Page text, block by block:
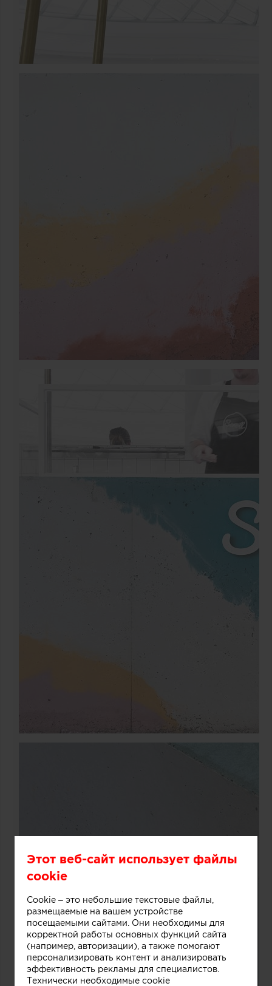
Этот веб-сайт использует файлы
cookie
Cookie – это небольшие текстовые файлы,
размещаемые на вашем устройстве
посещаемыми сайтами. Они необходимы для
корректной работы основных функций сайта
(например, авторизации), а также помогают
персонализировать контент и анализировать
эффективность рекламы для специалистов.
Технически необходимые cookie